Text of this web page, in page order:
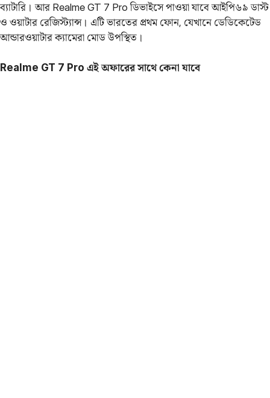
ব্যাটারি। আর Realme GT 7 Pro ডিভাইসে পাওয়া যাবে আইপি৬৯ ডাস্ট
ও ওয়াটার রেজিস্ট্যান্স। এটি ভারতের প্রথম ফোন, যেখানে ডেডিকেটেড
আন্ডারওয়াটার ক্যামেরা মোড উপস্থিত।
Realme GT 7 Pro এই অফারের সাথে কেনা যাবে